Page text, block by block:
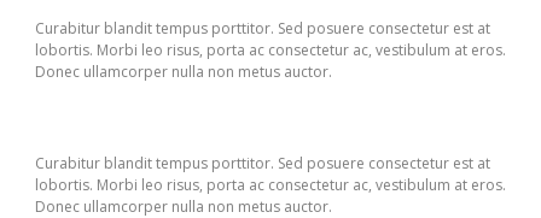
Curabitur blandit tempus porttitor. Sed posuere consectetur est at
lobortis. Morbi leo risus, porta ac consectetur ac, vestibulum at eros.
Donec ullamcorper nulla non metus auctor.
Curabitur blandit tempus porttitor. Sed posuere consectetur est at
lobortis. Morbi leo risus, porta ac consectetur ac, vestibulum at eros.
Donec ullamcorper nulla non metus auctor.